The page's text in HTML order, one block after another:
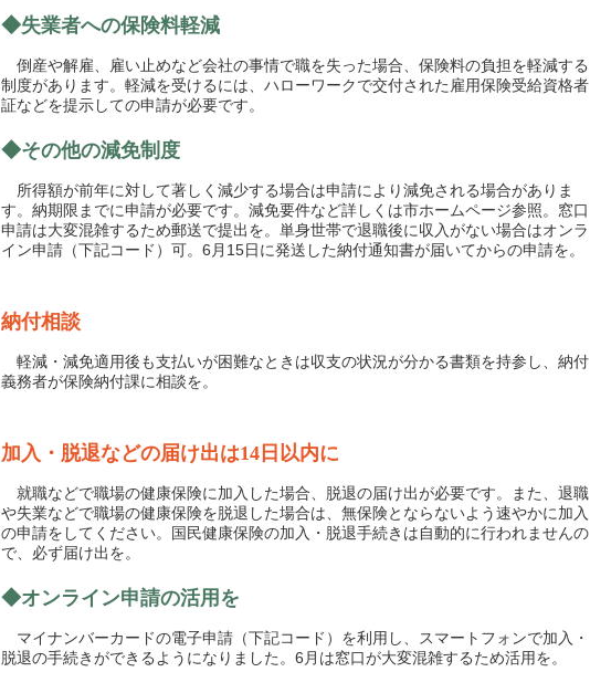
◆失業者への保険料軽減
倒産や解雇、雇い止めなど会社の事情で職を失った場合、保険料の負担を軽減する
制度があります。軽減を受けるには、ハローワークで交付された雇用保険受給資格者
証などを提示しての申請が必要です。
◆その他の減免制度
所得額が前年に対して著しく減少する場合は申請により減免される場合がありま
す。納期限までに申請が必要です。減免要件など詳しくは市ホームページ参照。窓口
申請は大変混雑するため郵送で提出を。単身世帯で退職後に収入がない場合はオンラ
イン申請（下記コード）可。6月15日に発送した納付通知書が届いてからの申請を。
納付相談
軽減・減免適用後も支払いが困難なときは収支の状況が分かる書類を持参し、納付
義務者が保険納付課に相談を。
加入・脱退などの届け出は14日以内に
就職などで職場の健康保険に加入した場合、脱退の届け出が必要です。また、退職
や失業などで職場の健康保険を脱退した場合は、無保険とならないよう速やかに加入
の申請をしてください。国民健康保険の加入・脱退手続きは自動的に行われませんの
で、必ず届け出を。
◆オンライン申請の活用を
マイナンバーカードの電子申請（下記コード）を利用し、スマートフォンで加入・
脱退の手続きができるようになりました。6月は窓口が大変混雑するため活用を。